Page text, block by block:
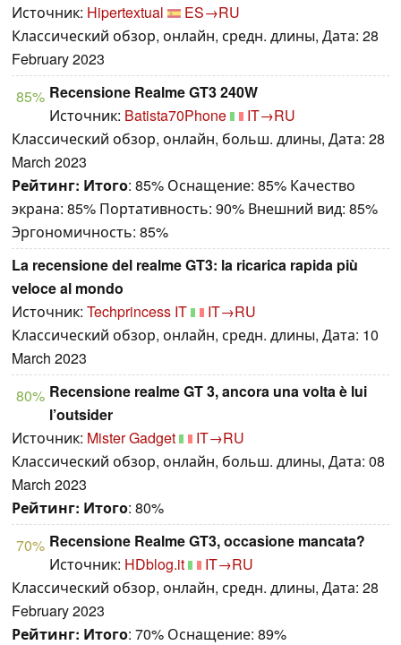
Источник: Hipertextual
ES→RU
Классический обзор, онлайн, средн. длины, Дата: 28
February 2023
85% Recensione Realme GT3 240W
Источник: Batista70Phone
IT→RU
Классический обзор, онлайн, больш. длины, Дата: 28
March 2023
Рейтинг: Итого: 85% Оснащение: 85% Качество
экрана: 85% Портативность: 90% Внешний вид: 85%
Эргономичность: 85%
La recensione del realme GT3: la ricarica rapida più
veloce al mondo
Источник: Techprincess IT
IT→RU
Классический обзор, онлайн, средн. длины, Дата: 10
March 2023
80% Recensione realme GT 3, ancora una volta è lui
l’outsider
Источник: Mister Gadget
IT→RU
Классический обзор, онлайн, больш. длины, Дата: 08
March 2023
Рейтинг: Итого: 80%
70% Recensione Realme GT3, occasione mancata?
Источник: HDblog.it
IT→RU
Классический обзор, онлайн, средн. длины, Дата: 28
February 2023
Рейтинг: Итого: 70% Оснащение: 89%